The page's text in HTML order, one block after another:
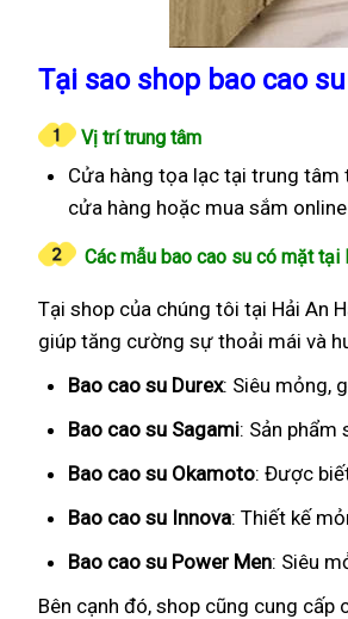
Tại sao shop bao cao
Vị trí trung tâm
Cửa hàng tọa lạc tại trung tâm
cửa hàng hoặc mua sắm
Các mẫu bao cao su có mặt tại
Tại shop của chúng tôi tại Hải An
giúp tăng cường sự thoải mái và
Bao cao su Durex: Siêu mỏng,
Bao cao su Sagami: Sản phẩm
Bao cao su Okamoto: Được
Bao cao su Innova: Thiết kế
Bao cao su Power Men: Siêu
Bên cạnh đó, shop cũng cung cấp